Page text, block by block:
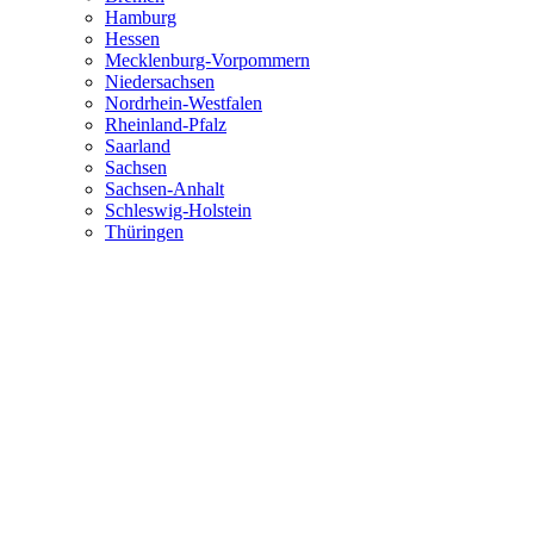
Hamburg
Hessen
Mecklenburg-Vorpommern
Niedersachsen
Nordrhein-Westfalen
Rheinland-Pfalz
Saarland
Sachsen
Sachsen-Anhalt
Schleswig-Holstein
Thüringen